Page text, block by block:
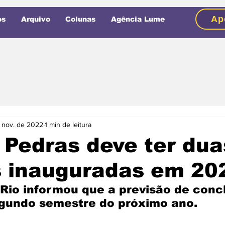
Arquivo Colunas Agência Lume
deve ter
inauguradas em
de 2022 1 min de leitura
informou que a previsão de
semestre do próximo ano.